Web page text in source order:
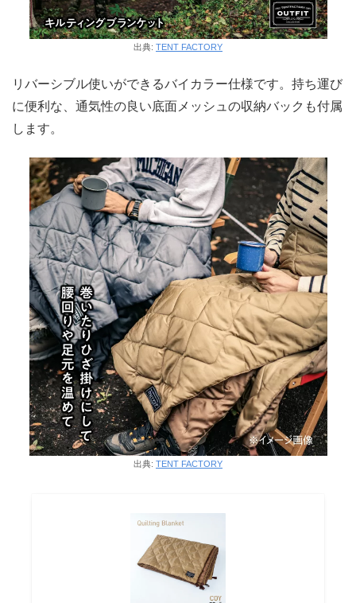
出典: TENT FACTORY
リバーシブル使いができるバイカラー仕様です。持ち運び
に便利な、通気性の良い底面メッシュの収納バックも付属
します。
出典: TENT FACTORY